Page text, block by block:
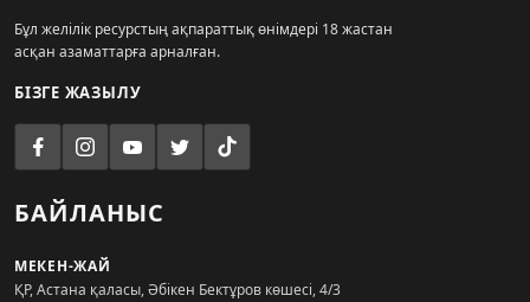
Бұл желілік ресурстың ақпараттық өнімдері 18 жастан
асқан азаматтарға арналған.
БІЗГЕ ЖАЗЫЛУ
БАЙЛАНЫС
МЕКЕН-ЖАЙ
ҚР, Астана қаласы, Әбікен Бектұров көшесі, 4/3